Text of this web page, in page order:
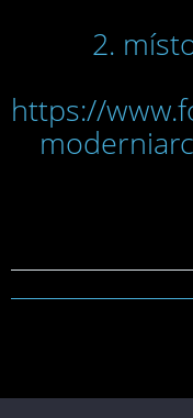
2.
https://